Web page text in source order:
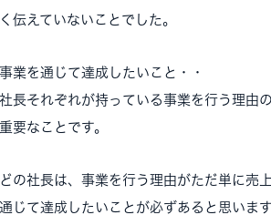
伝えていないことでした。
業を通じて達成したいこと・・
長それぞれが持っている事業を行う理由
要なことです。
の社長は、事業を行う理由がただ単に売
じて達成したいことが必ずあると思います